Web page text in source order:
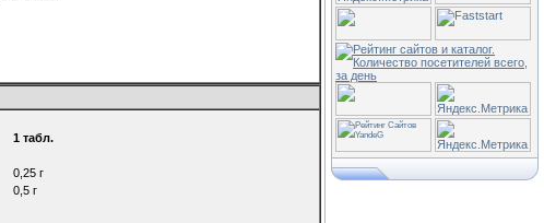
1 табл.
0,25 г
0,5 г